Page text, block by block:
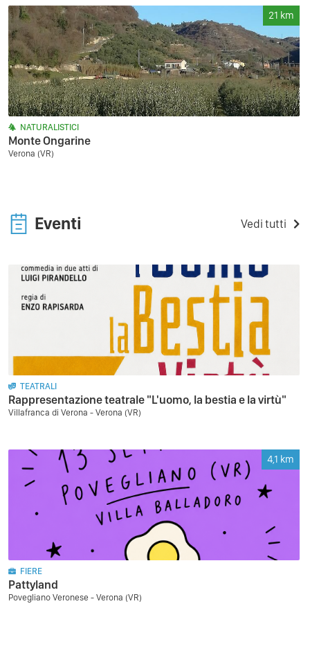
21 km
NATURALISTICI
Monte Ongarine
Verona (VR)
Eventi Vedi tutti
TEATRALI
Rappresentazione teatrale "L'uomo, la bestia e la virtù"
Villafranca di Verona - Verona (VR)
4,1 km
FIERE
Pattyland
Povegliano Veronese - Verona (VR)